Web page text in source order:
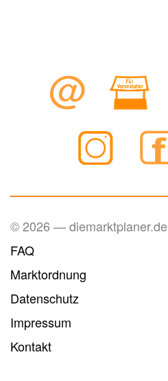
© 2026 — diemarktplaner.de
FAQ
Marktordnung
Datenschutz
Impressum
Kontakt